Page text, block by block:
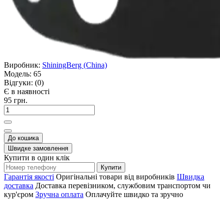
Виробник: ShiningBerg (China)
Модель: 65
Відгуки: (0)
Є в наявності
95 грн.
До кошика
Швидке замовлення
Купити в один клік
Купити
Гарантія якості Оригінальні товари від виробників Швидка
доставка Доставка перевізником, службовим транспортом чи
кур'єром Зручна оплата Оплачуйте швидко та зручно